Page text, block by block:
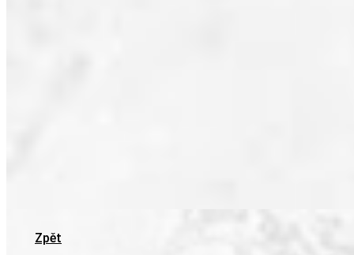
Zpět